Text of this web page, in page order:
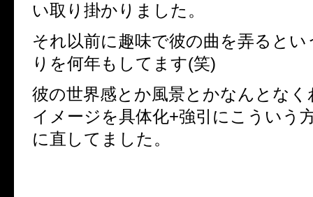
い取り掛かりました。
それ以前に趣味で彼の曲を弄ると
りを何年もしてます(笑)
彼の世界感とか風景とかなんとな
イメージを具体化+強引にこういう
に直してました。